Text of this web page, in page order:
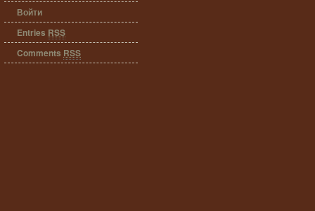
Войти
Entries RSS
Comments RSS